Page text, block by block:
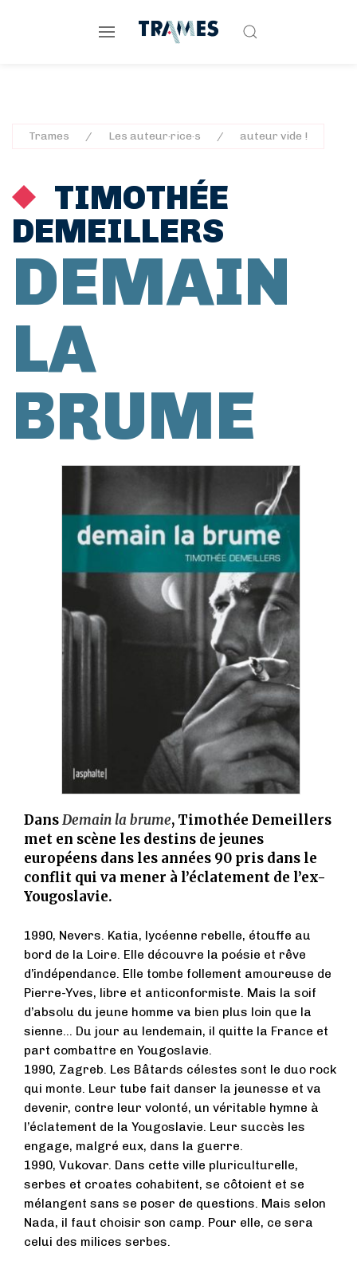
Trames Les auteur·rice·s auteur vide !
TIMOTHÉE
DEMEILLERS
DEMAIN
LA
BRUME
DansDemain la brume, Timothée Demeillers
met en scène les destins de jeunes
européens dans les années 90 pris dans le
conflit qui va mener à l’éclatement de l’ex-
Yougoslavie.
1990, Nevers. Katia, lycéenne rebelle, étouffe au
bord de la Loire. Elle découvre la poésie et rêve
d’indépendance. Elle tombe follement amoureuse de
Pierre-Yves, libre et anticonformiste. Mais la soif
d’absolu du jeune homme va bien plus loin que la
sienne... Du jour au lendemain, il quitte la France et
part combattre en Yougoslavie.
1990, Zagreb. Les Bâtards célestes sont le duo rock
qui monte. Leur tube fait danser la jeunesse et va
devenir, contre leur volonté, un véritable hymne à
l’éclatement de la Yougoslavie. Leur succès les
engage, malgré eux, dans la guerre.
1990, Vukovar. Dans cette ville pluriculturelle,
serbes et croates cohabitent, se côtoient et se
mélangent sans se poser de questions. Mais selon
Nada, il faut choisir son camp. Pour elle, ce sera
celui des milices serbes.